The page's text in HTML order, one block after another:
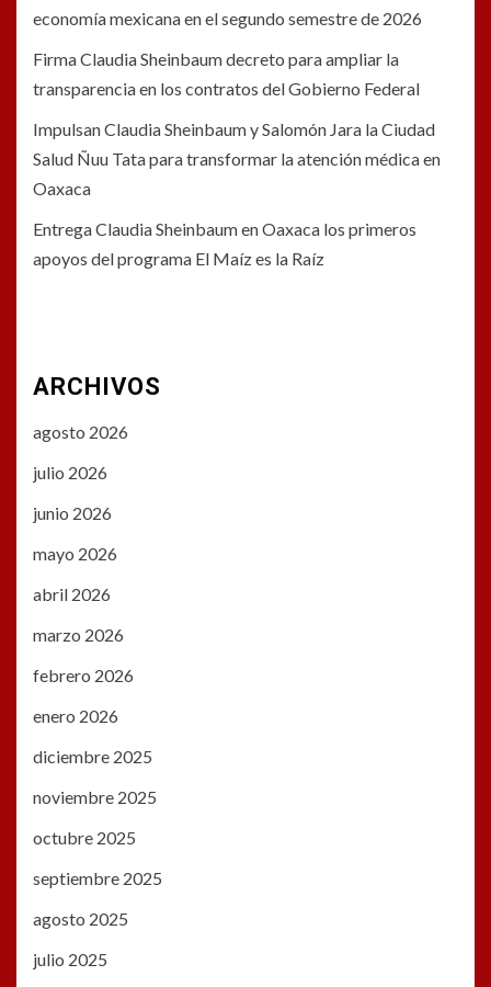
economía mexicana en el segundo semestre de 2026
Firma Claudia Sheinbaum decreto para ampliar la
transparencia en los contratos del Gobierno Federal
Impulsan Claudia Sheinbaum y Salomón Jara la Ciudad
Salud Ñuu Tata para transformar la atención médica en
Oaxaca
Entrega Claudia Sheinbaum en Oaxaca los primeros
apoyos del programa El Maíz es la Raíz
ARCHIVOS
agosto 2026
julio 2026
junio 2026
mayo 2026
abril 2026
marzo 2026
febrero 2026
enero 2026
diciembre 2025
noviembre 2025
octubre 2025
septiembre 2025
agosto 2025
julio 2025